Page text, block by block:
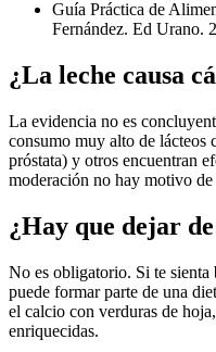
Guía Práctica de
Fernández. Ed Urano.
¿La leche causa
La evidencia no es
consumo muy alto de lácteos
próstata) y otros encuentran
moderación no hay motivo de
¿Hay que dejar
No es obligatorio. Si te
puede formar parte de una
el calcio con verduras de
enriquecidas.